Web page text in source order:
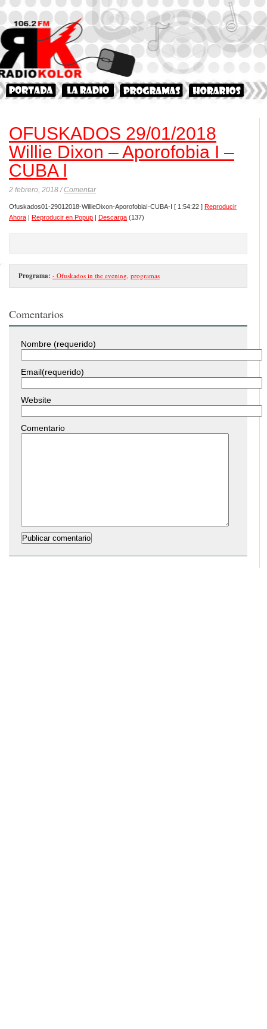
OFUSKADOS 29/01/2018
Willie Dixon – Aporofobia I –
CUBA I
2 febrero, 2018 /Comentar
Ofuskados01-29012018-WillieDixon-AporofobiaI-CUBA-I [ 1:54:22 ] Reproducir
Ahora | Reproducir en Popup | Descarga (137)
Programa: - Ofuskados in the evening, programas
Comentarios
Nombre (requerido)
Email(requerido)
Website
Comentario